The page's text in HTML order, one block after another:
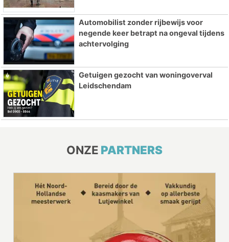
Automobilist zonder rijbewijs voor
negende keer betrapt na ongeval tijdens
achtervolging
Getuigen gezocht van woningoverval
Leidschendam
ONZE PARTNERS